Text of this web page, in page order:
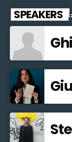
SPEAKERS